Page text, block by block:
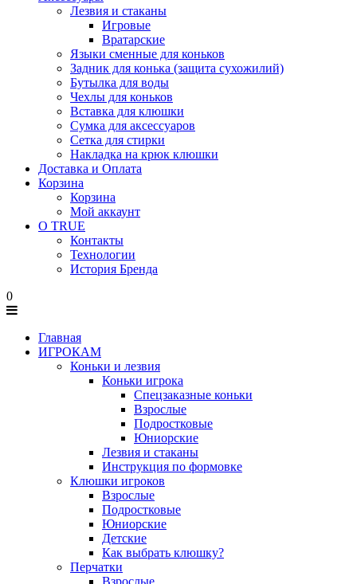
Лезвия и стаканы
Игровые
Вратарские
Языки сменные для коньков
Задник для конька (защита сухожилий)
Бутылка для воды
Чехлы для коньков
Вставка для клюшки
Сумка для аксессуаров
Сетка для стирки
Накладка на крюк клюшки
Доставка и Оплата
Корзина
Корзина
Мой аккаунт
О TRUE
Контакты
Технологии
История Бренда
0
Главная
ИГРОКАМ
Коньки и лезвия
Коньки игрока
Спецзаказные коньки
Взрослые
Подростковые
Юниорские
Лезвия и стаканы
Инструкция по формовке
Клюшки игроков
Взрослые
Подростковые
Юниорские
Детские
Как выбрать клюшку?
Перчатки
Взрослые